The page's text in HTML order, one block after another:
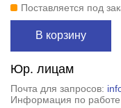
Поставляется под
В корзину
Юр. лицам
Почта для запросов:
Информация по